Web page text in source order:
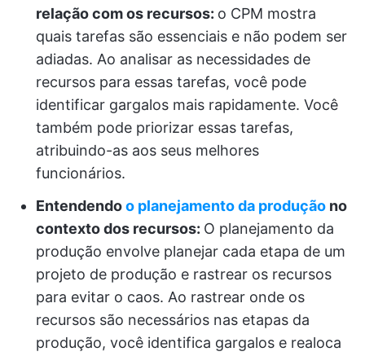
relação com os recursos: o CPM mostra
quais tarefas são essenciais e não podem ser
adiadas. Ao analisar as necessidades de
recursos para essas tarefas, você pode
identificar gargalos mais rapidamente. Você
também pode priorizar essas tarefas,
atribuindo-as aos seus melhores
funcionários.
Entendendoo planejamento da produção no
contexto dos recursos: O planejamento da
produção envolve planejar cada etapa de um
projeto de produção e rastrear os recursos
para evitar o caos. Ao rastrear onde os
recursos são necessários nas etapas da
produção, você identifica gargalos e realoca